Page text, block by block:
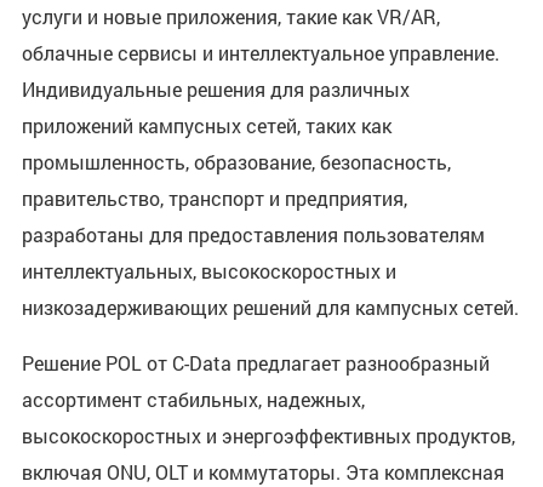
услуги и новые приложения, такие как VR/AR,
облачные сервисы и интеллектуальное управление.
Индивидуальные решения для различных
приложений кампусных сетей, таких как
промышленность, образование, безопасность,
правительство, транспорт и предприятия,
разработаны для предоставления пользователям
интеллектуальных, высокоскоростных и
низкозадерживающих решений для кампусных сетей.
Решение POL от C-Data предлагает разнообразный
ассортимент стабильных, надежных,
высокоскоростных и энергоэффективных продуктов,
включая ONU, OLT и коммутаторы. Эта комплексная